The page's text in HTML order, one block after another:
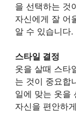
을 선택하는 것
자신에게 잘 어
알 수 있습니다.
스타일 결정
옷을 살때 스타
는 것이 중요합
일에 맞는 옷을
자신을 편안하